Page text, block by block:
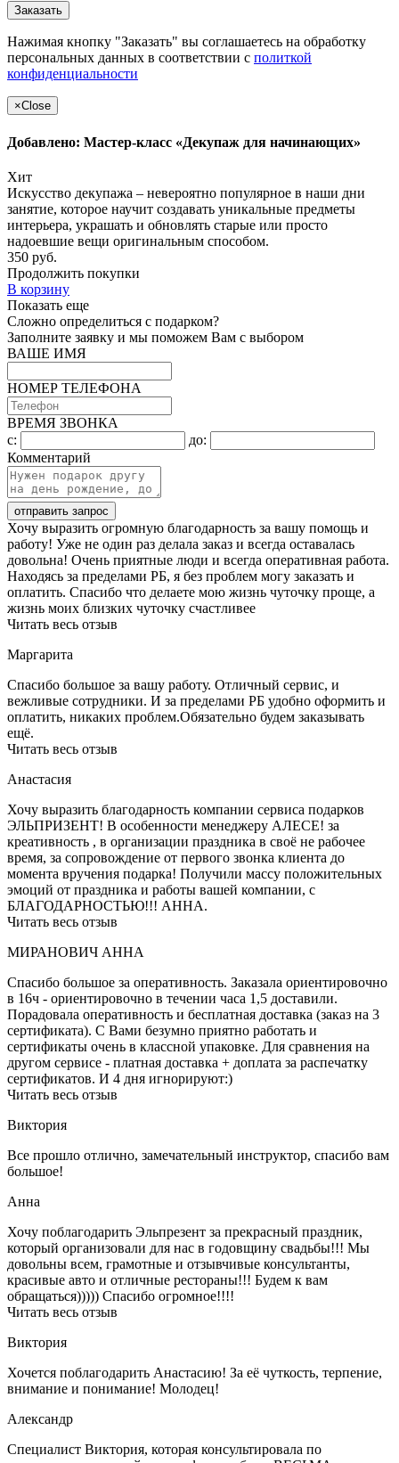
Заказать
Нажимая кнопку "Заказать" вы соглашаетесь на обработку
персональных данных в соответствии с политкой
конфиденциальности
×Close
Добавлено: Мастер-класс «Декупаж для начинающих»
Хит
Искусство декупажа – невероятно популярное в наши дни
занятие, которое научит создавать уникальные предметы
интерьера, украшать и обновлять старые или просто
надоевшие вещи оригинальным способом.
350 руб.
Продолжить покупки
В корзину
Показать еще
Сложно определиться с подарком?
Заполните заявку и мы поможем Вам с выбором
ВАШЕ ИМЯ
НОМЕР ТЕЛЕФОНА
ВРЕМЯ ЗВОНКА
c:
до:
Комментарий
отправить запрос
Хочу выразить огромную благодарность за вашу помощь и
работу! Уже не один раз делала заказ и всегда оставалась
довольна! Очень приятные люди и всегда оперативная работа.
Находясь за пределами РБ, я без проблем могу заказать и
оплатить. Спасибо что делаете мою жизнь чуточку проще, а
жизнь моих близких чуточку счастливее
Читать весь отзыв
Маргарита
Спасибо большое за вашу работу. Отличный сервис, и
вежливые сотрудники. И за пределами РБ удобно оформить и
оплатить, никаких проблем.Обязательно будем заказывать
ещё.
Читать весь отзыв
Анастасия
Хочу выразить благодарность компании сервиса подарков
ЭЛЬПРИЗЕНТ! В особенности менеджеру АЛЕСЕ! за
креативность , в организации праздника в своё не рабочее
время, за сопровождение от первого звонка клиента до
момента вручения подарка! Получили массу положительных
эмоций от праздника и работы вашей компании, с
БЛАГОДАРНОСТЬЮ!!! АННА.
Читать весь отзыв
МИРАНОВИЧ АННА
Спасибо большое за оперативность. Заказала ориентировочно
в 16ч - ориентировочно в течении часа 1,5 доставили.
Порадовала оперативность и бесплатная доставка (заказ на 3
сертификата). С Вами безумно приятно работать и
сертификаты очень в классной упаковке. Для сравнения на
другом сервисе - платная доставка + доплата за распечатку
сертификатов. И 4 дня игнорируют:)
Читать весь отзыв
Виктория
Все прошло отлично, замечательный инструктор, спасибо вам
большое!
Анна
Хочу поблагодарить Эльпрезент за прекрасный праздник,
который организовали для нас в годовщину свадьбы!!! Мы
довольны всем, грамотные и отзывчивые консультанты,
красивые авто и отличные рестораны!!! Будем к вам
обращаться))))) Спасибо огромное!!!!
Читать весь отзыв
Виктория
Хочется поблагодарить Анастасию! За её чуткость, терпение,
внимание и понимание! Молодец!
Александр
Специалист Виктория, которая консультировала по